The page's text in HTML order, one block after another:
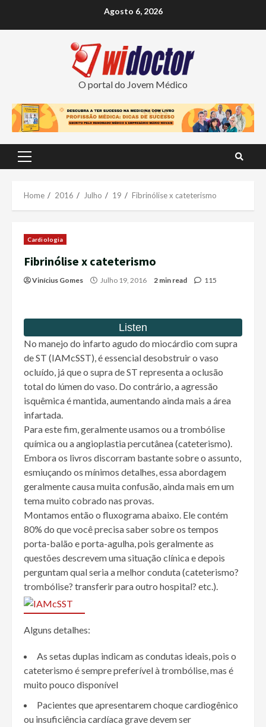
Agosto 6, 2026
O portal do Jovem Médico
Primary
Home 2016 Julho 19 Fibrinólise x cateterismo
Cardiologia
Fibrinólise x cateterismo
Vinícius Gomes Julho 19, 2016 2 min read 115
No manejo do infarto agudo do miocárdio com supra
de ST (IAMcSST), é essencial desobstruir o vaso
ocluído, já que o supra de ST representa a oclusão
total do lúmen do vaso. Do contrário, a agressão
isquêmica é mantida, aumentando ainda mais a área
infartada.
Para este fim, geralmente usamos ou a trombólise
química ou a angioplastia percutânea (cateterismo).
Embora os livros discorram bastante sobre o assunto,
esmiuçando os mínimos detalhes, essa abordagem
geralmente causa muita confusão, ainda mais em um
tema muito cobrado nas provas.
Montamos então o fluxograma abaixo. Ele contém
80% do que você precisa saber sobre os tempos
porta-balão e porta-agulha, pois geralmente as
questões descrevem uma situação clínica e depois
perguntam qual seria a melhor conduta (cateterismo?
trombólise? transferir para outro hospital? etc.).
Alguns detalhes:
As setas duplas indicam as condutas ideais, pois o
cateterismo é sempre preferível à trombólise, mas é
muito pouco disponível
Pacientes que apresentarem choque cardiogênico
ou insuficiência cardíaca grave devem ser